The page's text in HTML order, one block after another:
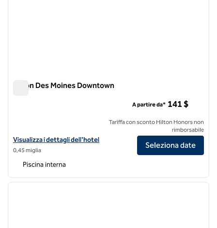
Hilton Des Moines Downtown
Visualizza i dettagli dell'hotel Hilton Des Moines Downtown
Visualizza i dettagli dell'hotel
0,45 miglia
A partire da* 141 $
Tariffa con sconto Hilton Honors non
rimborsabile
Seleziona date
Piscina interna
1 di 12